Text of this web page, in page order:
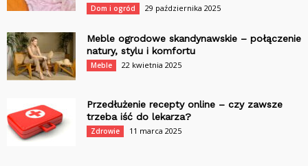
Dom i ogród 29 października 2025
Meble ogrodowe skandynawskie – połączenie
natury, stylu i komfortu
Meble 22 kwietnia 2025
Przedłużenie recepty online – czy zawsze
trzeba iść do lekarza?
Zdrowie 11 marca 2025